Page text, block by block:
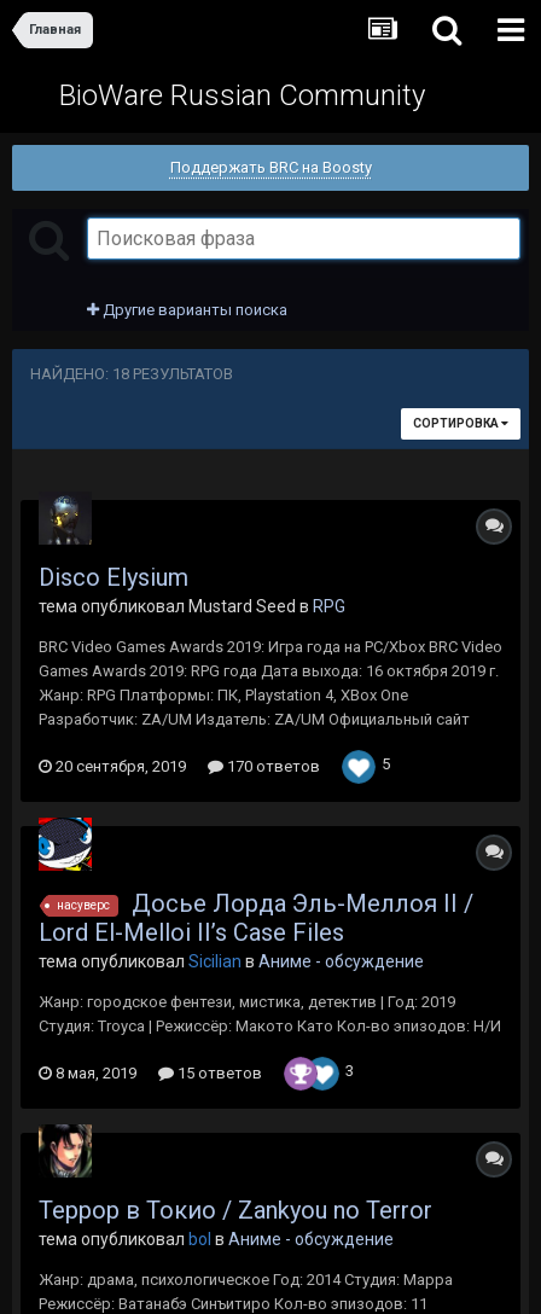
Главная
BioWare Russian Community
Поддержать BRC на Boosty
Другие варианты поиска
НАЙДЕНО: 18 РЕЗУЛЬТАТОВ
СОРТИРОВКА
Disco Elysium
тема опубликовал Mustard Seed в RPG
BRC Video Games Awards 2019: Игра года на PC/Xbox BRC Video
Games Awards 2019: RPG го да Дата выхода: 16 октября 2019 г.
Жанр: RPG Платформы: ПК, Playstation 4, XBox One
Разработчик: ZA/UM Издатель: ZA/UM Официальный сайт
20 сентября, 2019 170 ответов 5
насуверс
Досье Лорда Эль-Меллоя II /
Lord El-Melloi II’s Case Files
тема опубликовал Sicilian в Аниме - обсуждение
Жанр: городское фентези, мистика, детектив | Год: 2019
Студия: Troyca | Режиссёр: Макото Като Кол-во эпизодов: Н/И
8 мая, 2019 15 ответов 3
Террор в Токио / Zankyou no Terror
тема опубликовал bol в Аниме - обсуждение
Жанр: драма, психологическое Год: 2014 Студия: Mappa
Режиссёр: Ватанабэ Синъитиро Кол-во эпизодов: 11